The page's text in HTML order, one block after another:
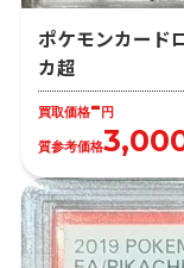
ポケモンカード
カ超
買取価格- 円
質参考価格